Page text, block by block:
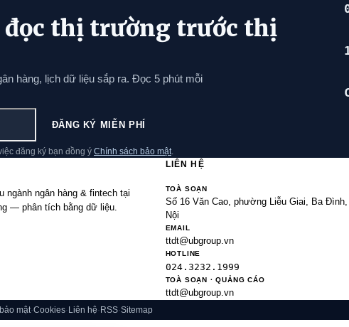
thị trường trước thị
hàng, lịch dữ liệu sắp ra. Đọc 5 phút mỗi
ĐĂNG KÝ MIỄN PHÍ
đăng ký bạn đồng ý Chính sách bảo mật
ngành ngân hàng & fintech tại
— phân tích bằng dữ liệu.
LIÊN HỆ
TOÀ SOẠN
Số 16 Văn Cao, phường Liễu Giai, Ba Đình,
Nội
EMAIL
ttdt@ubgroup.vn
HOTLINE
024.3232.1999
TOÀ SOẠN · QUẢNG CÁO
ttdt@ubgroup.vn
mật·Cookies· Liên hệ· RSS·Sitemap